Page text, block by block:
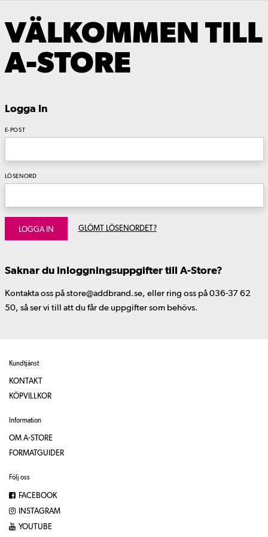
VÄLKOMMEN TILL
A-STORE
Logga In
E-POST
LÖSENORD
LOGGA IN GLÖMT LÖSENORDET?
Saknar du inloggningsuppgifter till A-Store?
Kontakta oss på store@addbrand.se, eller ring oss på 036-37 62
50, så ser vi till att du får de uppgifter som behövs.
Kundtjänst
KONTAKT
KÖPVILLKOR
Information
OM A-STORE
FORMATGUIDER
Följ oss
FACEBOOK
INSTAGRAM
YOUTUBE